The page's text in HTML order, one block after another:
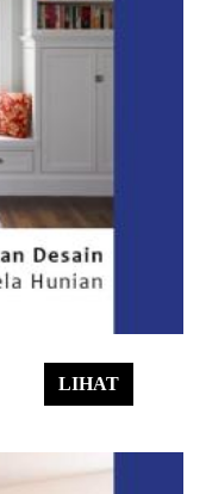
LIHAT